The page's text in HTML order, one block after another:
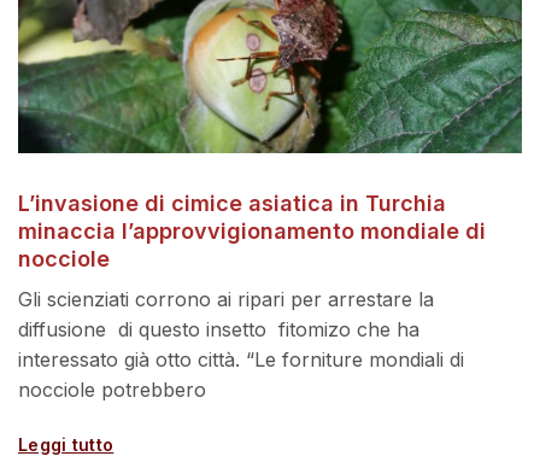
L’invasione di cimice asiatica in Turchia
minaccia l’approvvigionamento mondiale di
nocciole
Gli scienziati corrono ai ripari per arrestare la
diffusione di questo insetto fitomizo che ha
interessato già otto città. “Le forniture mondiali di
nocciole potrebbero
Leggi tutto